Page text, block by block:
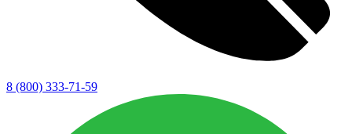
8 (800) 333-71-59